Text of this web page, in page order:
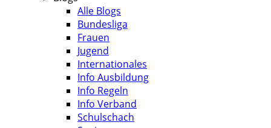
Alle Blogs
Bundesliga
Frauen
Jugend
Internationales
Info Ausbildung
Info Regeln
Info Verband
Schulschach